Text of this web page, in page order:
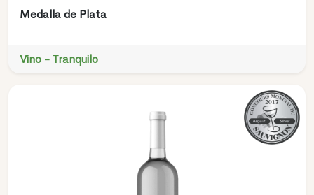
Medalla de Plata
Vino - Tranquilo